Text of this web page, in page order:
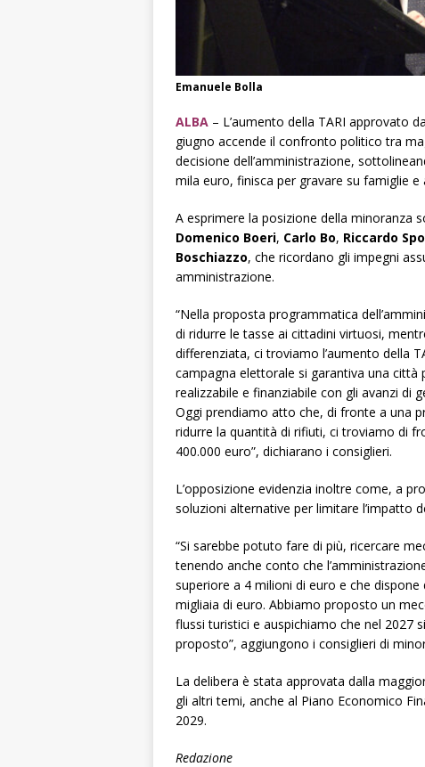
Emanuele Bolla
ALBA – L’aumento della TARI approvato
giugno accende il confronto politico tra
decisione dell’amministrazione,
mila euro, finisca per gravare su famiglie
A esprimere la posizione della minoranza
Domenico Boeri, Carlo Bo, Riccardo
Boschiazzo, che ricordano gli impegni
amministrazione.
“Nella proposta programmatica
di ridurre le tasse ai cittadini virtuosi,
differenziata, ci troviamo l’aumento della
campagna elettorale si garantiva una città
realizzabile e finanziabile con gli avanzi di
Oggi prendiamo atto che, di fronte a una
ridurre la quantità di rifiuti, ci troviamo di
400.000 euro”, dichiarano i consiglieri.
L’opposizione evidenzia inoltre come, a
soluzioni alternative per limitare l’impatto
“Si sarebbe potuto fare di più, ricercare
tenendo anche conto che
superiore a 4 milioni di euro e che
migliaia di euro. Abbiamo proposto un
flussi turistici e auspichiamo che nel 2027
proposto”, aggiungono i consiglieri di
La delibera è stata approvata dalla
gli altri temi, anche al Piano Economico
2029.
Redazione